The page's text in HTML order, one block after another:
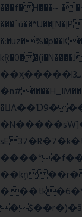
���f�H���~
��ӽ�����l3ܝ(zF�Be�>7D��)!
sE
�